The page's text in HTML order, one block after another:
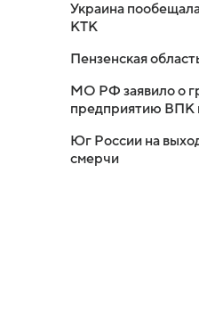
Украина
КТК
Пензенская
МО РФ заявило о
предприятию ВПК
Юг России на
смерчи